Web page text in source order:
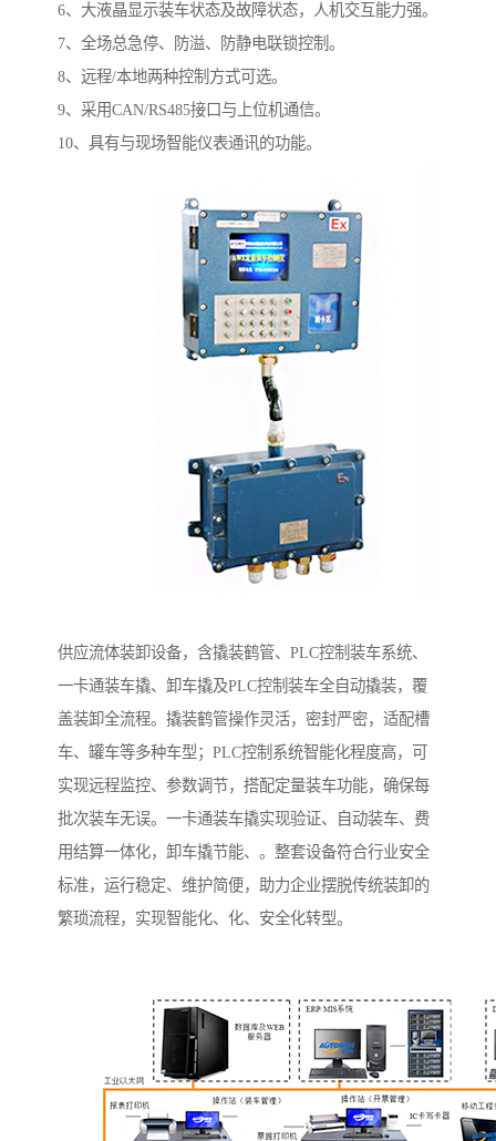
6、大液晶显示装车状态及故障状态，人机交互能力强。
7、全场总急停、防溢、防静电联锁控制。
8、远程/本地两种控制方式可选。
9、采用CAN/RS485接口与上位机通信。
10、具有与现场智能仪表通讯的功能。
供应流体装卸设备，含撬装鹤管、PLC控制装车系统、
一卡通装车撬、卸车撬及PLC控制装车全自动撬装，覆
盖装卸全流程。撬装鹤管操作灵活，密封严密，适配槽
车、罐车等多种车型；PLC控制系统智能化程度高，可
实现远程监控、参数调节，搭配定量装车功能，确保每
批次装车无误。一卡通装车撬实现验证、自动装车、费
用结算一体化，卸车撬节能、。整套设备符合行业安全
标准，运行稳定、维护简便，助力企业摆脱传统装卸的
繁琐流程，实现智能化、化、安全化转型。